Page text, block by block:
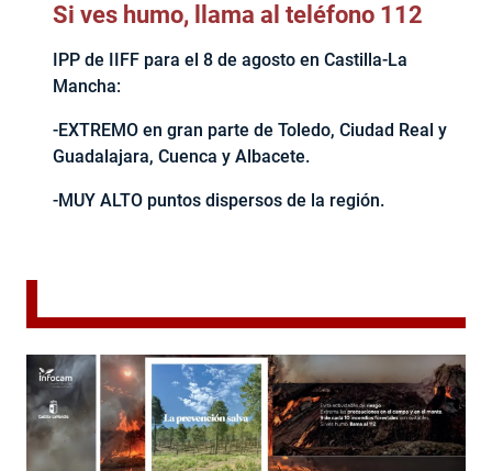
Si ves humo, llama al teléfono 112
IPP de IIFF para el 8 de agosto en Castilla-La
Mancha:
-EXTREMO en gran parte de Toledo, Ciudad Real y
Guadalajara, Cuenca y Albacete.
-MUY ALTO puntos dispersos de la región.